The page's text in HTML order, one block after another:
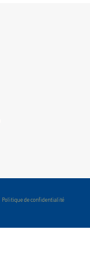
Politique de confidentialité